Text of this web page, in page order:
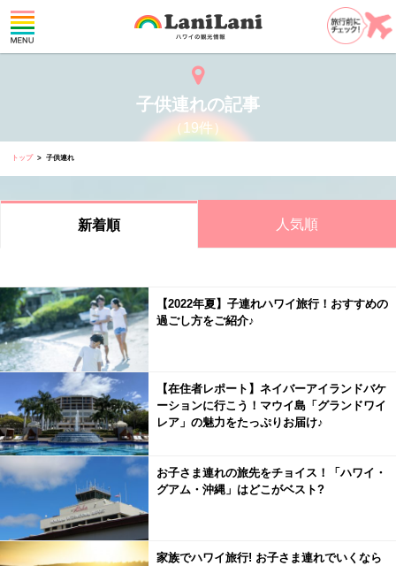
子供連れの記事
（19件）
トップ 子供連れ
新着順 人気順
【2022年夏】子連れハワイ旅行！おすすめの
過ごし方をご紹介♪
【在住者レポート】ネイバーアイランドバケ
ーションに行こう！マウイ島「グランドワイ
レア」の魅力をたっぷりお届け♪
お子さま連れの旅先をチョイス！「ハワイ・
グアム・沖縄」はどこがベスト?
家族でハワイ旅行! お子さま連れでいくなら